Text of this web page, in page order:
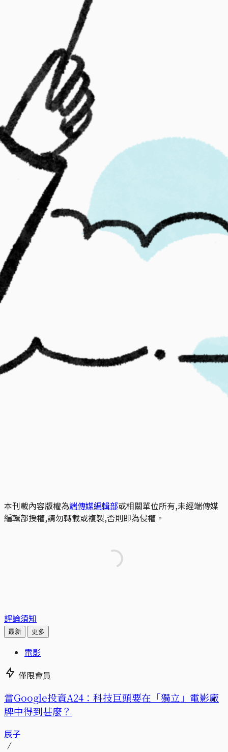
本刊載內容版權為端傳媒編輯部或相關單位所有,未經端傳媒
編輯部授權,請勿轉載或複製,否則即為侵權。
評論須知
最新 更多
電影
僅限會員
當Google投資A24：科技巨頭要在「獨立」電影廠
牌中得到甚麼？
辰子